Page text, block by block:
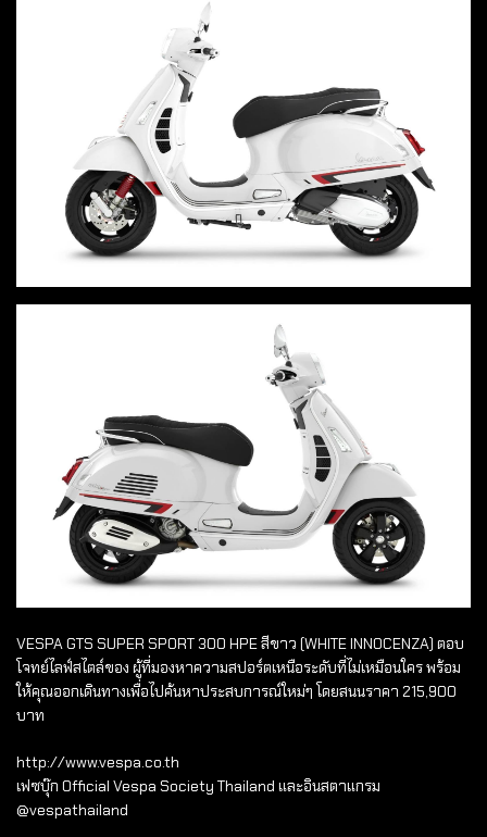
VESPA GTS SUPER SPORT 300 HPE สีขาว (WHITE INNOCENZA) ตอบ
โจทย์ไลฟ์สไตล์ของ ผู้ที่มองหาความสปอร์ตเหนือระดับที่ไม่เหมือนใคร พร้อม
ให้คุณออกเดินทางเพื่อไปค้นหาประสบการณ์ใหม่ๆ โดยสนนราคา 215,900
บาท
http://www.vespa.co.th
เฟซบุ๊ก Official Vespa Society Thailand และอินสตาแกรม
@vespathailand